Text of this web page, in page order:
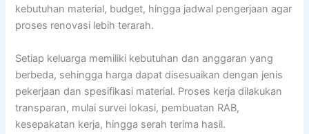
kebutuhan material, budget, hingga jadwal pengerjaan agar
proses renovasi lebih terarah.
Setiap keluarga memiliki kebutuhan dan anggaran yang
berbeda, sehingga harga dapat disesuaikan dengan jenis
pekerjaan dan spesifikasi material. Proses kerja dilakukan
transparan, mulai survei lokasi, pembuatan RAB,
kesepakatan kerja, hingga serah terima hasil.